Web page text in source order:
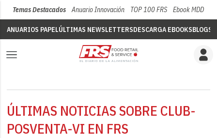
Temas Destacados Anuario Innovación TOP 100 FRS Ebook MDD
ANUARIOS PAPELÚLTIMAS NEWSLETTERSDESCARGA EBOOKSBLOGS
ÚLTIMAS NOTICIAS SOBRE CLUB-
POSVENTA-VI EN FRS